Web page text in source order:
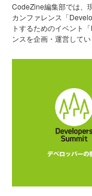
CodeZine編集部では、
カンファレンス「
トするためのイベント
ンスを企画・運営してい